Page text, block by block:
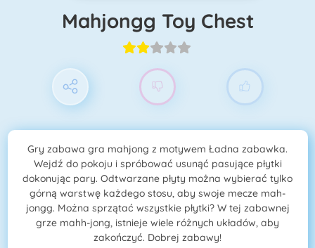
Mahjongg Toy Chest
Gry zabawa gra mahjong z motywem Ładna zabawka.
Wejdź do pokoju i spróbować usunąć pasujące płytki
dokonując pary. Odtwarzane płyty można wybierać tylko
górną warstwę każdego stosu, aby swoje mecze mah-
jongg. Można sprzątać wszystkie płytki? W tej zabawnej
grze mahh-jong, istnieje wiele różnych układów, aby
zakończyć. Dobrej zabawy!